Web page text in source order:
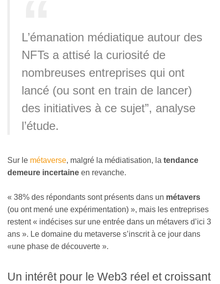
L’émanation médiatique autour des
NFTs a attisé la curiosité de
nombreuses entreprises qui ont
lancé (ou sont en train de lancer)
des initiatives à ce sujet”, analyse
l’étude.
Sur le métaverse, malgré la médiatisation, la tendance
demeure incertaine en revanche.
« 38% des répondants sont présents dans un métavers
(ou ont mené une expérimentation) », mais les entreprises
restent « indécises sur une entrée dans un métavers d’ici 3
ans ». Le domaine du metaverse s’inscrit à ce jour dans
«une phase de découverte ».
Un intérêt pour le Web3 réel et croissant